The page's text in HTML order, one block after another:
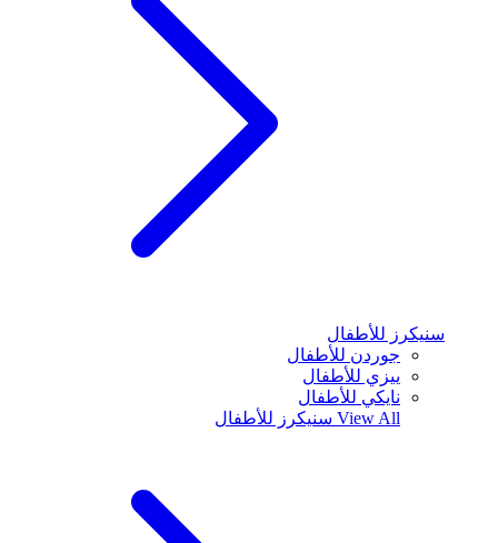
سنيكرز للأطفال
جوردن للأطفال
ييزي للأطفال
نايكي للأطفال
View All سنيكرز للأطفال